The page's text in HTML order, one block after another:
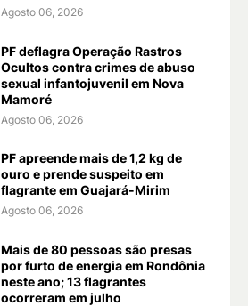
Agosto 06, 2026
PF deflagra Operação Rastros
Ocultos contra crimes de abuso
sexual infantojuvenil em Nova
Mamoré
Agosto 06, 2026
PF apreende mais de 1,2 kg de
ouro e prende suspeito em
flagrante em Guajará-Mirim
Agosto 06, 2026
Mais de 80 pessoas são presas
por furto de energia em Rondônia
neste ano; 13 flagrantes
ocorreram em julho